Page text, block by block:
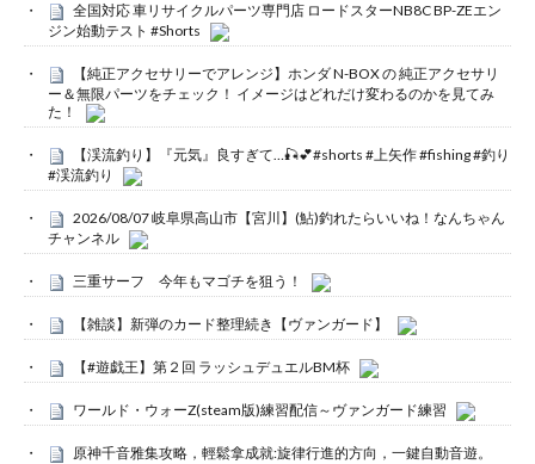
全国対応 車リサイクルパーツ専門店 ロードスターNB8C BP-ZEエン
ジン始動テスト #Shorts
【純正アクセサリーでアレンジ】ホンダ N-BOX の 純正アクセサリ
ー＆無限パーツをチェック！ イメージはどれだけ変わるのかを見てみ
た！
【渓流釣り】『元気』良すぎて…🎣💕#shorts #上矢作 #fishing #釣り
#渓流釣り
2026/08/07 岐阜県高山市【宮川】(鮎)釣れたらいいね！なんちゃん
チャンネル
三重サーフ 今年もマゴチを狙う！
【雑談】新弾のカード整理続き【ヴァンガード】
【#遊戯王】第２回 ラッシュデュエルBM杯
ワールド・ウォーZ(steam版)練習配信～ヴァンガード練習
原神千音雅集攻略，輕鬆拿成就:旋律行進的方向，一鍵自動音遊。